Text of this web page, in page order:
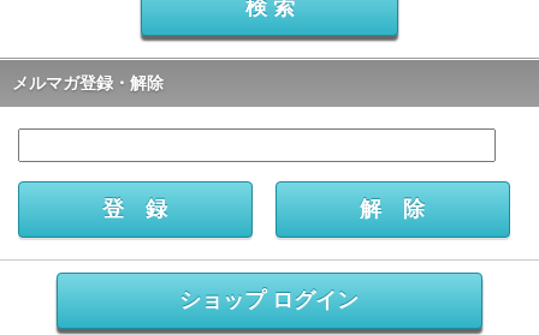
メルマガ登録・解除
ショップ ログイン